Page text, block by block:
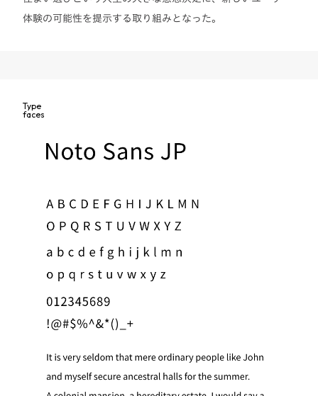
体験の可能性を提示する取り組みとなった。
Type
faces